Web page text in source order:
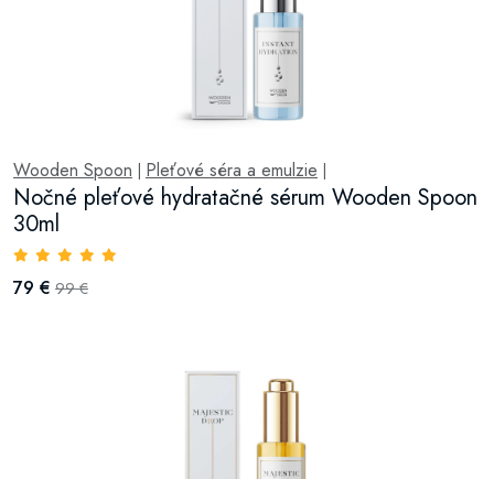
Wooden Spoon | Pleťové séra a emulzie |
Nočné pleťové hydratačné sérum Wooden Spoon
30ml
79 € 99 €